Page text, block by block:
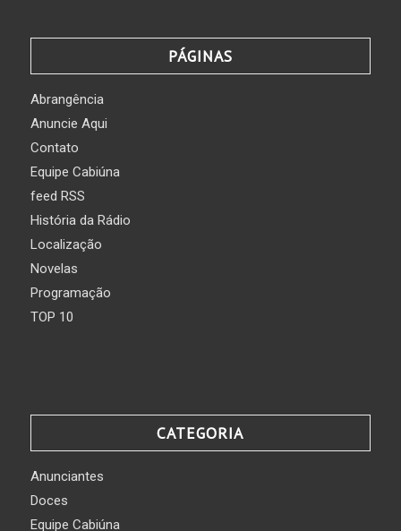
PÁGINAS
Abrangência
Anuncie Aqui
Contato
Equipe Cabiúna
feed RSS
História da Rádio
Localização
Novelas
Programação
TOP 10
CATEGORIA
Anunciantes
Doces
Equipe Cabiúna